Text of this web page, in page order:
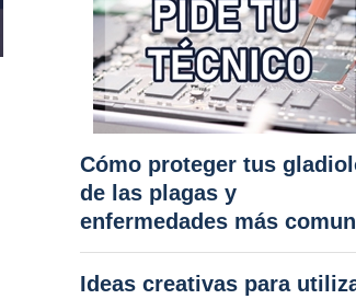
Cómo proteger tus
de las plagas y
enfermedades más
Ideas creativas para